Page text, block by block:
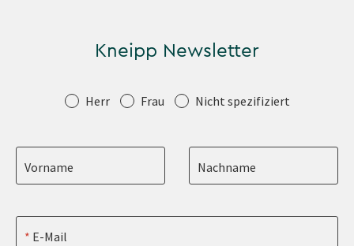
Kneipp Newsletter
Anrede Herr Frau Nicht spezifiziert
Vorname Nachname
E-Mail